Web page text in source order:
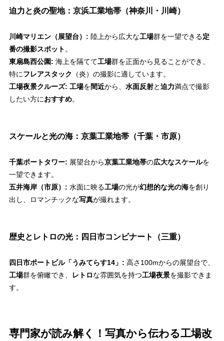
迫力と炎の聖地：京浜工業地帯（神奈川・川崎）
川崎マリエン（展望台）: 陸上から広大な工場群を一望できる定
番の撮影スポット 。
東扇島西公園: 海上を隔てて工場群を正面から見ることができ、
特にフレアスタック
（炎）の撮影に適しています。
工場夜景クルーズ: 工場を間近から、 水面反射と迫力満点で撮影
したい方におすすめ。
スケールと光の海：京葉工業地帯（千葉・市原）
千葉ポートタワー: 展望台から京葉工業地帯の広大なスケールを
一望できます。
五井海岸（市原）: 水面に映る工場の光が幻想的な光の海を創り
出し、ロマンチックな写真が撮れます。
歴史とレトロの光：四日市コンビナート（三重）
四日市ポートビル「うみてらす14」: 高さ100mからの展望台で、
工場群を俯瞰でき、 レトロな雰囲気を持つ工場夜景を撮影できま
す。
専門家が読み解く！写真から伝わる工場改